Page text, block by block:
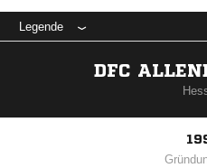
Legende
DFC